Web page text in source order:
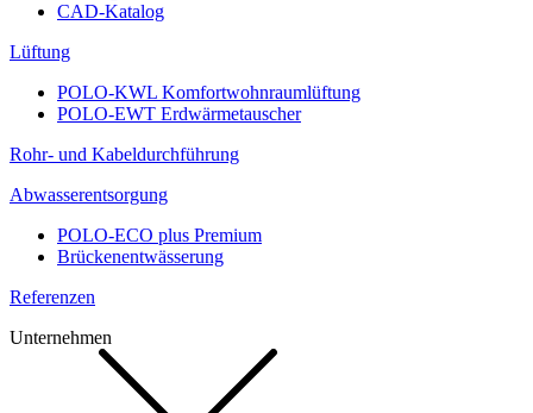
CAD-Katalog
Lüftung
POLO-KWL Komfortwohnraumlüftung
POLO-EWT Erdwärmetauscher
Rohr- und Kabeldurchführung
Abwasserentsorgung
POLO-ECO plus Premium
Brückenentwässerung
Referenzen
Unternehmen